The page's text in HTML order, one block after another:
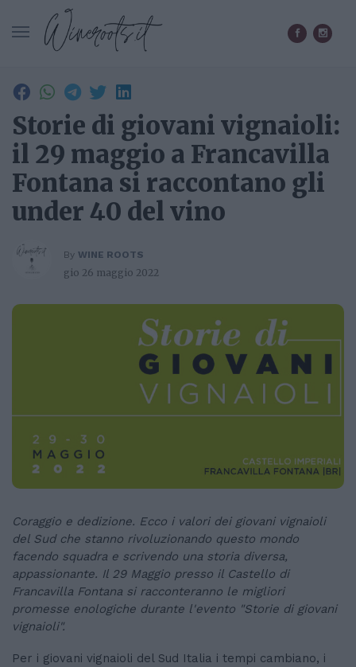
Storie di giovani vignaioli:
il 29 maggio a Francavilla
Fontana si raccontano gli
under 40 del vino
By WINE ROOTS
gio 26 maggio 2022
Coraggio e dedizione. Ecco i valori dei giovani vignaioli
del Sud che stanno rivoluzionando questo mondo
facendo squadra e scrivendo una storia diversa,
appassionante. Il 29 Maggio presso il Castello di
Francavilla Fontana si racconteranno le migliori
promesse enologiche durante l'evento "Storie di giovani
vignaioli".
Per i giovani vignaioli del Sud Italia i tempi cambiano, i